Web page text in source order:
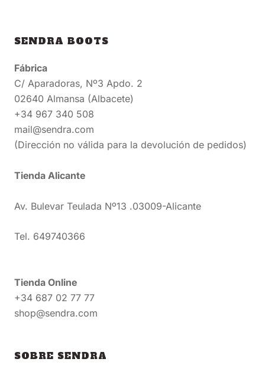
SENDRA BOOTS
Fábrica
C/ Aparadoras, Nº3 Apdo. 2
02640 Almansa (Albacete)
+34 967 340 508
mail@sendra.com
(Dirección no válida para la devolución de pedidos)
Tienda Alicante
Av. Bulevar Teulada Nº13 .03009-Alicante
Tel. 649740366
Tienda Online
+34 687 02 77 77
shop@sendra.com
SOBRE SENDRA